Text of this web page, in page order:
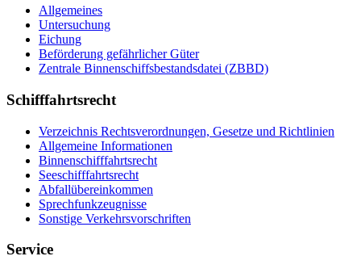
Allgemeines
Untersuchung
Eichung
Beförderung gefährlicher Güter
Zentrale Binnenschiffsbestandsdatei (ZBBD)
Schifffahrtsrecht
Verzeichnis Rechtsverordnungen, Gesetze und Richtlinien
Allgemeine Informationen
Binnenschifffahrtsrecht
Seeschifffahrtsrecht
Abfallübereinkommen
Sprechfunkzeugnisse
Sonstige Verkehrsvorschriften
Service